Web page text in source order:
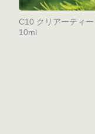
C10 クリアーティ
10ml